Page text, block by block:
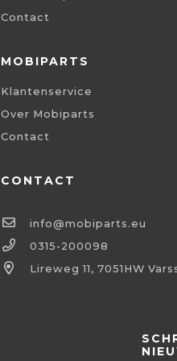
Contact
MOBIPARTS
Klantenservice
Over Mobiparts
Contact
CONTACT
info@mobiparts.eu
0315-200098
Lireweg 11, 7051HW